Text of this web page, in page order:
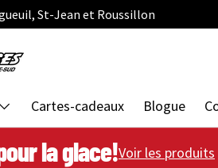
St-Jean et Roussillon
Cartes-cadeaux Blogue
la glace!Voir les produits